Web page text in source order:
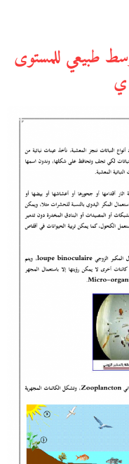
طبيعي للمستوى